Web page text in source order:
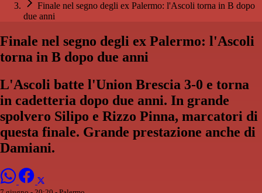
Finale nel segno degli ex Palermo: l'Ascoli torna in B dopo
due anni
Finale nel segno degli ex Palermo: l'Ascoli
torna in B dopo due anni
L'Ascoli batte l'Union Brescia 3-0 e torna
in cadetteria dopo due anni. In grande
spolvero Silipo e Rizzo Pinna, marcatori di
questa finale. Grande prestazione anche di
Damiani.